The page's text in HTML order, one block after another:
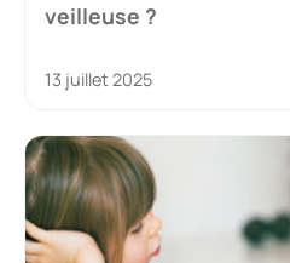
veilleuse ?
13 juillet 2025